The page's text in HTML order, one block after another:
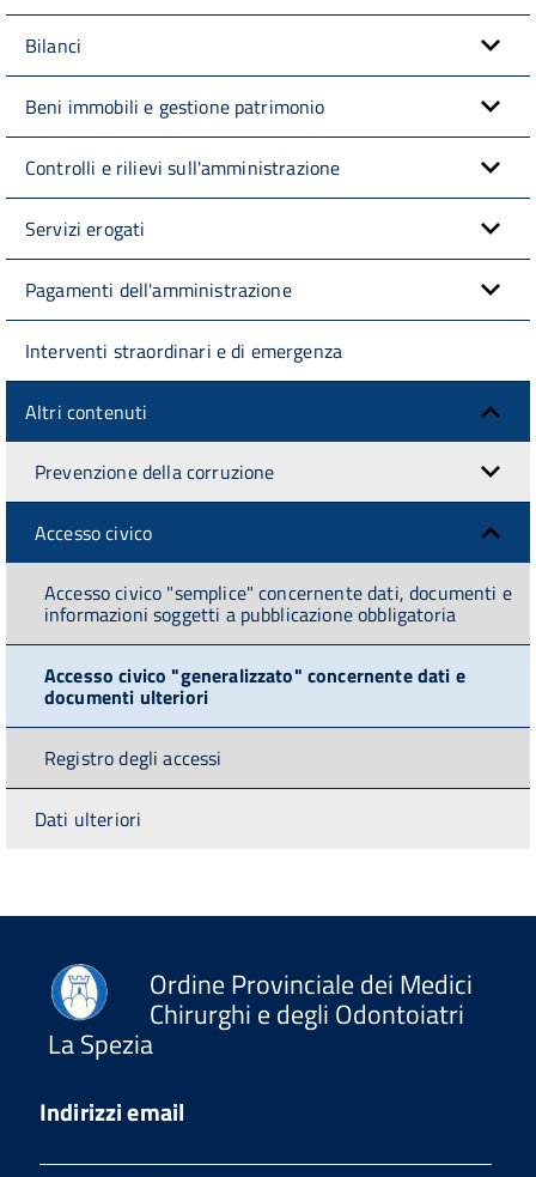
Bilanci
Beni immobili e gestione patrimonio
Controlli e rilievi sull'amministrazione
Servizi erogati
Pagamenti dell'amministrazione
Interventi straordinari e di emergenza
Altri contenuti
Prevenzione della corruzione
Accesso civico
Accesso civico "semplice" concernente dati, documenti e
informazioni soggetti a pubblicazione obbligatoria
Accesso civico "generalizzato" concernente dati e
documenti ulteriori
Registro degli accessi
Dati ulteriori
Ordine Provinciale dei Medici
Chirurghi e degli Odontoiatri
La Spezia
Indirizzi email